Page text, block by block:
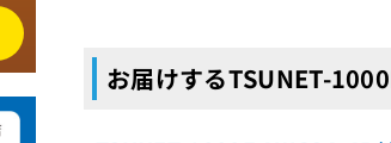
お届けするTSUNET-